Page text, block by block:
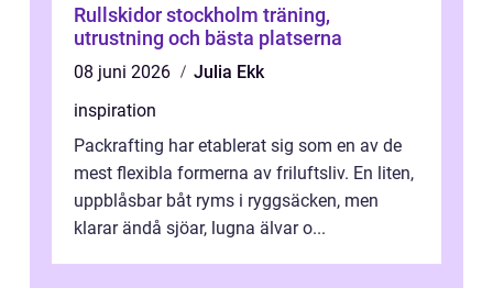
Rullskidor stockholm träning,
utrustning och bästa platserna
08 juni 2026
Julia Ekk
inspiration
Packrafting har etablerat sig som en av de
mest flexibla formerna av friluftsliv. En liten,
uppblåsbar båt ryms i ryggsäcken, men
klarar ändå sjöar, lugna älvar o...